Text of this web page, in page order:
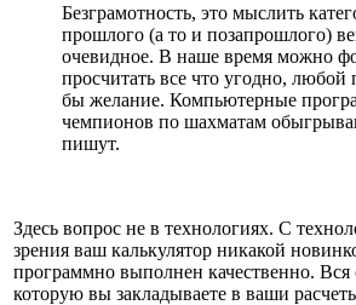
Безграмотность, это мыслить
прошлого (а то и позапрошлого)
очевидное. В наше время можно
просчитать все что угодно, любой
бы желание. Компьютерные
чемпионов по шахматам
пишут.
Здесь вопрос не в технологиях. С
зрения ваш калькулятор никакой
программно выполнен качественно. Вся
которую вы закладываете в ваши